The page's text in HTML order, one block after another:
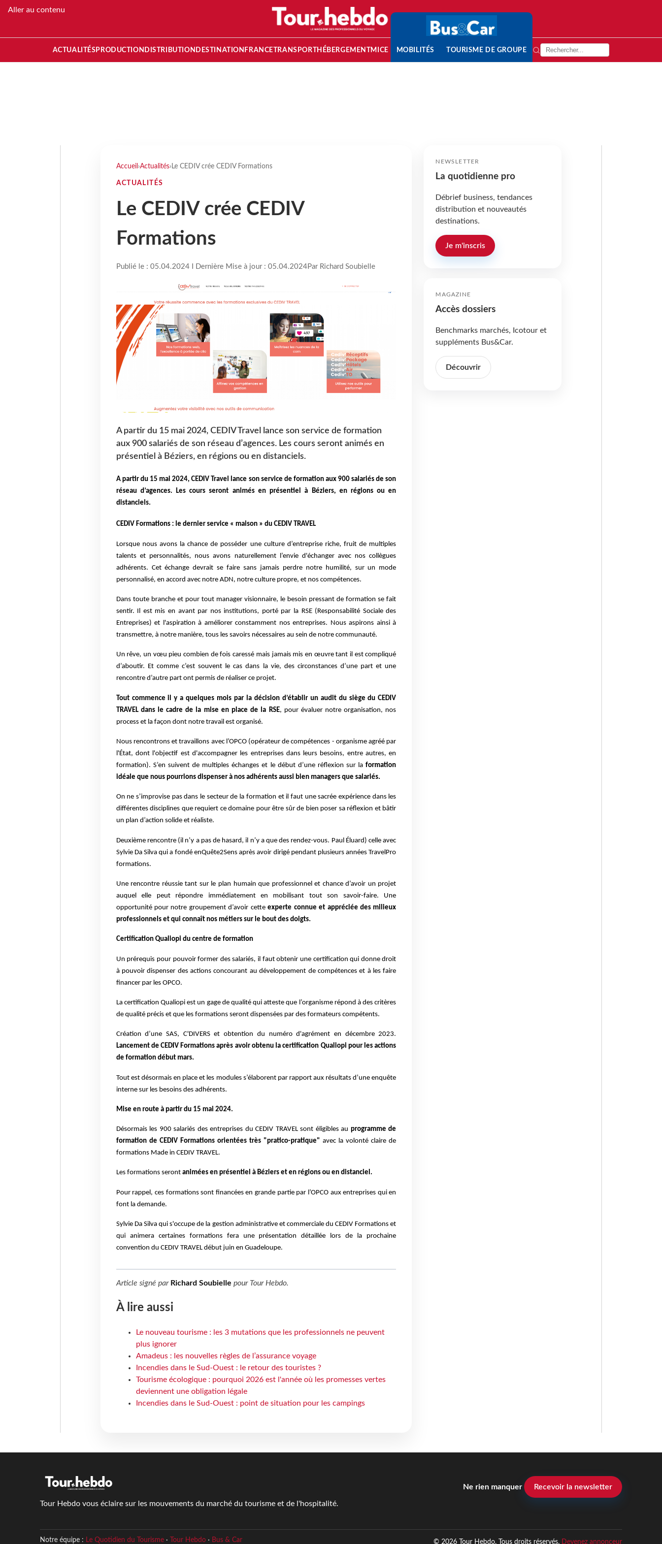
Aller au contenu
ACTUALITÉS PRODUCTION DISTRIBUTION DESTINATION FRANCETRANSPORT HÉBERGEMENTMICE MOBILITÉS TOURISME DE GROUPE
Accueil ›Actualités› Le CEDIV crée CEDIV Formations
ACTUALITÉS
Le CEDIV crée CEDIV
Formations
Publié le : 05.04.2024 I Dernière Mise à jour : 05.04.2024Par Richard Soubielle
A partir du 15 mai 2024, CEDIV Travel lance son service de formation
aux 900 salariés de son réseau d’agences. Les cours seront animés en
présentiel à Béziers, en régions ou en distanciels.
A partir du 15 mai 2024, CEDIV Travel lance son service de formation aux 900 salariés de son
réseau d’agences. Les cours seront animés en présentiel à Béziers, en régions ou en
distanciels.
CEDIV Formations : le dernier service « maison » du CEDIV TRAVEL
Lorsque nous avons la chance de posséder une culture d’entreprise riche, fruit de multiples
talents et personnalités, nous avons naturellement l’envie d'échanger avec nos collègues
adhérents. Cet échange devrait se faire sans jamais perdre notre humilité, sur un mode
personnalisé, en accord avec notre ADN, notre culture propre, et nos compétences.
Dans toute branche et pour tout manager visionnaire, le besoin pressant de formation se fait
sentir. Il est mis en avant par nos institutions, porté par la RSE (Responsabilité Sociale des
Entreprises) et l'aspiration à améliorer constamment nos entreprises. Nous aspirons ainsi à
transmettre, à notre manière, tous les savoirs nécessaires au sein de notre communauté.
Un rêve, un vœu pieu combien de fois caressé mais jamais mis en œuvre tant il est compliqué
d’aboutir. Et comme c’est souvent le cas dans la vie, des circonstances d’une part et une
rencontre d’autre part ont permis de réaliser ce projet.
Tout commence il y a quelques mois par la décision d’établir un audit du siège du CEDIV
TRAVEL dans le cadre de la mise en place de la RSE, pour évaluer notre organisation, nos
process et la façon dont notre travail est organisé.
Nous rencontrons et travaillons avec l’OPCO (opérateur de compétences - organisme agréé par
l'État, dont l'objectif est d'accompagner les entreprises dans leurs besoins, entre autres, en
formation). S’en suivent de multiples échanges et le début d’une réflexion sur la formation
idéale que nous pourrions dispenser à nos adhérents aussi bien managers que salariés.
On ne s’improvise pas dans le secteur de la formation et il faut une sacrée expérience dans les
différentes disciplines que requiert ce domaine pour être sûr de bien poser sa réflexion et bâtir
un plan d’action solide et réaliste.
Deuxième rencontre (il n’y a pas de hasard, il n’y a que des rendez-vous. Paul Éluard) celle avec
Sylvie Da Silva qui a fondé enQuête2Sens après avoir dirigé pendant plusieurs années TravelPro
formations.
Une rencontre réussie tant sur le plan humain que professionnel et chance d’avoir un projet
auquel elle peut répondre immédiatement en mobilisant tout son savoir-faire. Une
opportunité pour notre groupement d’avoir cetteexperte connue et appréciée des milieux
professionnels et qui connaît nos métiers sur le bout des doigts.
Certification Qualiopi du centre de formation
Un prérequis pour pouvoir former des salariés, il faut obtenir une certification qui donne droit
à pouvoir dispenser des actions concourant au développement de compétences et à les faire
financer par les OPCO.
La certification Qualiopi est un gage de qualité qui atteste que l’organisme répond à des critères
de qualité précis et que les formations seront dispensées par des formateurs compétents.
Création d’une SAS, C'DIVERS et obtention du numéro d'agrément en décembre 2023.
Lancement de CEDIV Formations après avoir obtenu la certification Qualiopi pour les actions
de formation début mars.
Tout est désormais en place et les modules s’élaborent par rapport aux résultats d’une enquête
interne sur les besoins des adhérents.
Mise en route à partir du 15 mai 2024.
Désormais les 900 salariés des entreprises du CEDIV TRAVEL sont éligibles au programme de
formation de CEDIV Formations orientées très "pratico-pratique"avec la volonté claire de
formations Made in CEDIV TRAVEL.
Les formations serontanimées en présentiel à Béziers et en régions ou en distanciel.
Pour rappel, ces formations sont financées en grande partie par l’OPCO aux entreprises qui en
font la demande.
Sylvie Da Silva qui s'occupe de la gestion administrative et commerciale du CEDIV Formations et
qui animera certaines formations fera une présentation détaillée lors de la prochaine
convention du CEDIV TRAVEL début juin en Guadeloupe.
Article signé par Richard Soubielle pour Tour Hebdo.
À lire aussi
Le nouveau tourisme : les 3 mutations que les professionnels ne peuvent
plus ignorer
Amadeus : les nouvelles règles de l’assurance voyage
Incendies dans le Sud-Ouest : le retour des touristes ?
Tourisme écologique : pourquoi 2026 est l'année où les promesses vertes
deviennent une obligation légale
Incendies dans le Sud-Ouest : point de situation pour les campings
NEWSLETTER
La quotidienne pro
Débrief business, tendances
distribution et nouveautés
destinations.
Je m'inscris
MAGAZINE
Accès dossiers
Benchmarks marchés, Icotour et
suppléments Bus&Car.
Découvrir
Tour Hebdo vous éclaire sur les mouvements du marché du tourisme et de l'hospitalité.
Ne rien manquer Recevoir la newsletter
Notre équipe : Le Quotidien du Tourisme· Tour Hebdo· Bus & Car © 2026 Tour Hebdo. Tous droits réservés. Devenez annonceur